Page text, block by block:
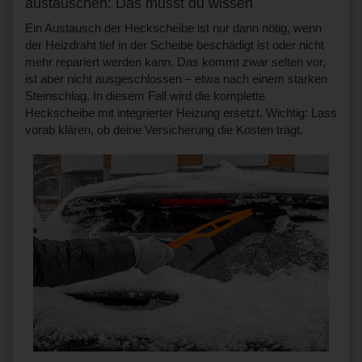
austauschen: Das musst du wissen
Ein Austausch der Heckscheibe ist nur dann nötig, wenn
der Heizdraht tief in der Scheibe beschädigt ist oder nicht
mehr repariert werden kann. Das kommt zwar selten vor,
ist aber nicht ausgeschlossen – etwa nach einem starken
Steinschlag. In diesem Fall wird die komplette
Heckscheibe mit integrierter Heizung ersetzt. Wichtig: Lass
vorab klären, ob deine Versicherung die Kosten trägt.